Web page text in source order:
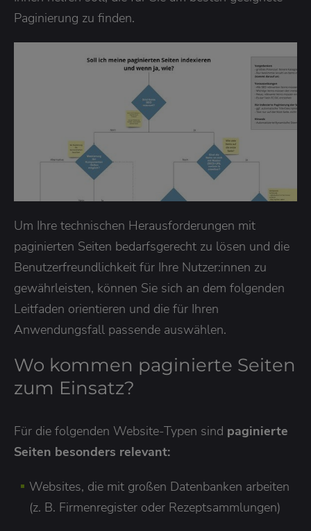
Paginierung zu finden.
Um Ihre technischen Herausforderungen mit
paginierten Seiten bedarfsgerecht zu lösen und die
Benutzerfreundlichkeit für Ihre Nutzer:innen zu
gewährleisten, können Sie sich an dem folgenden
Leitfaden orientieren und die für Ihren
Anwendungsfall passende auswählen.
Wo kommen paginierte Seiten
zum Einsatz?
Für die folgenden Website-Typen sind paginierte
Seiten besonders relevant:
Websites, die mit großen Datenbanken arbeiten
(z. B. Firmenregister oder Rezeptsammlungen)